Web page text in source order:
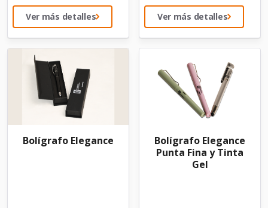
Ver más detalles Ver más detalles
Bolígrafo Elegance
Bolígrafo Elegance
Punta Fina y Tinta
Gel